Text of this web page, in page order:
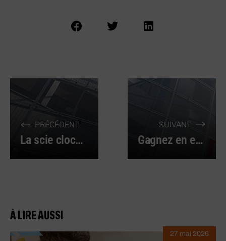
PRÉCÉDENT
La scie cloche, outil essentiel pour percer des trous circulaires
SUIVANT
Gagnez en efficacité au quotidien grâce à des boîtes à outils !
À LIRE AUSSI
27 mai 2026